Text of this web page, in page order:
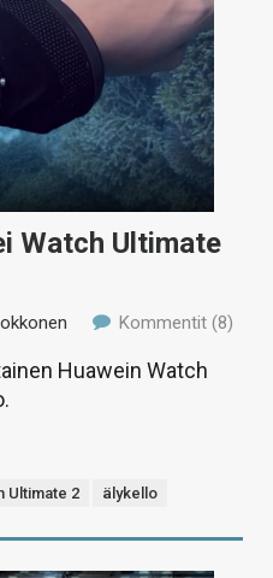
Watch Ultimate
Kommentit (8)
Huawein Watch
Ultimate 2 älykello